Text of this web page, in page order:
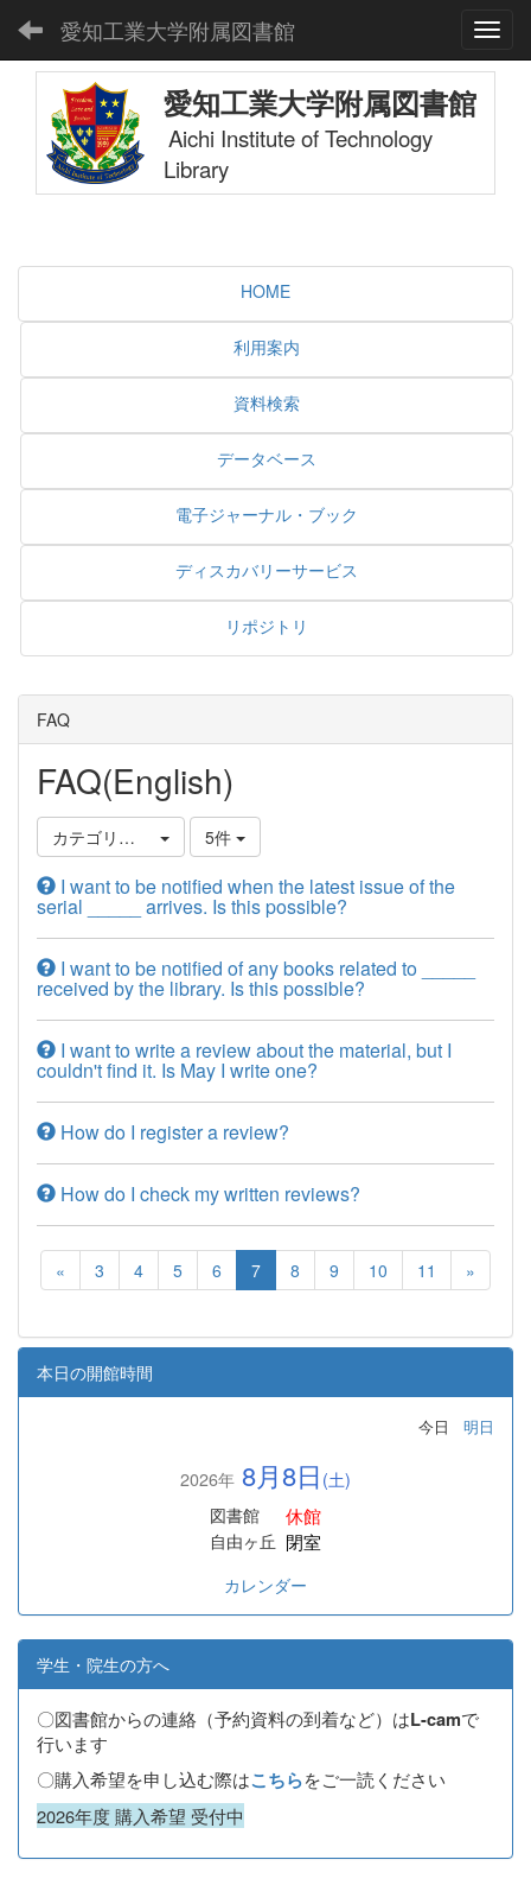
愛知工業大学附属図書館
愛知工業大学附属図書館
Aichi Institute of Technology
Library
HOME
利用案内
資料検索
データベース
電子ジャーナル・ブック
ディスカバリーサービス
リポジトリ
FAQ
FAQ(English)
カテゴリ選択 5件
I want to be notified when the latest issue of the
serial _____ arrives. Is this possible?
I want to be notified of any books related to _____
received by the library. Is this possible?
I want to write a review about the material, but I
couldn't find it. Is May I write one?
How do I register a review?
How do I check my written reviews?
« 3 4 5 6 7 8 9 10 11 »
本日の開館時間
今日 明日
2026年 8月8日 (土)
図書館
休館
自由ヶ丘 閉室
カレンダー
学生・院生の方へ
〇図書館からの連絡（予約資料の到着など）はL-camで
行います
〇購入希望を申し込む際はこちらをご一読ください
2026年度 購入希望 受付中